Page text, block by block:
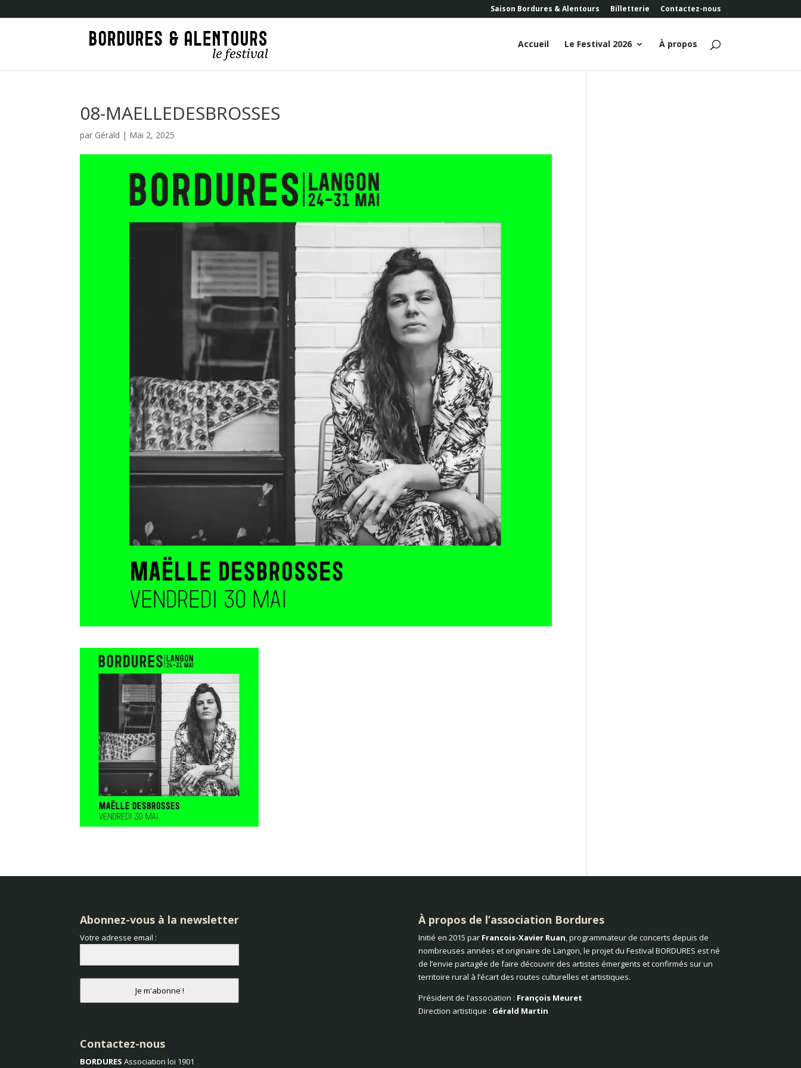
Saison Bordures & Alentours Billetterie Contactez-nous
Accueil Le Festival 2026 À propos
08-MAELLEDESBROSSES
par Gérald | Mai 2, 2025
Abonnez-vous à la newsletter
Votre adresse email :
Je m'abonne !
Contactez-nous
BORDURES Association loi 1901
À propos de l’association Bordures
Initié en 2015 par Francois-Xavier Ruan, programmateur de concerts depuis de
nombreuses années et originaire de Langon, le projet du Festival BORDURES est né
de l’envie partagée de faire découvrir des artistes émergents et confirmés sur un
territoire rural à l’écart des routes culturelles et artistiques.
Président de l’association : François Meuret
Direction artistique : Gérald Martin